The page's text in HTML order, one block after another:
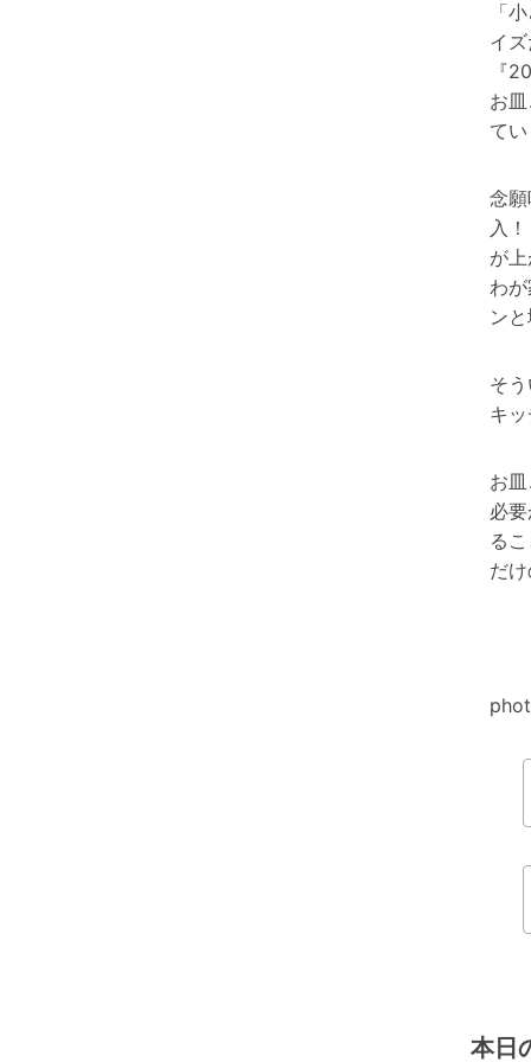
「
イ
『
お
て
念
入
が
わ
ン
そ
キ
お
必
る
だ
本日